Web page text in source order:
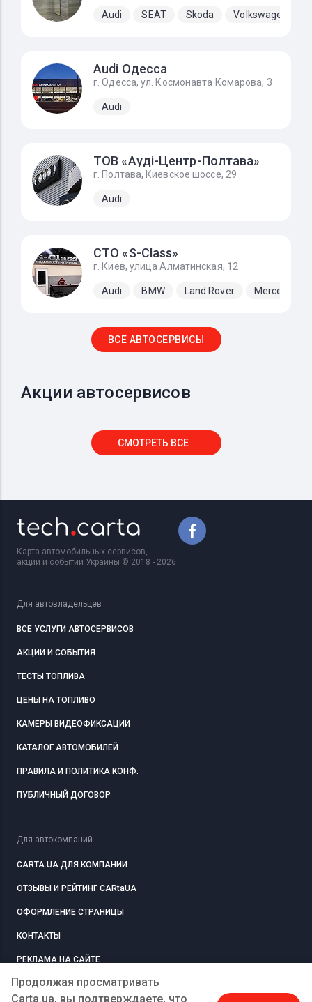
Audi SEAT Skoda Volkswagen
Audi Одесса
г. Одесса, ул. Космонавта Комарова, 3
Audi
ТОВ «Ауді-Центр-Полтава»
г. Полтава, Киевское шоссе, 29
Audi
СТО «S-Class»
г. Киев, улица Алматинская, 12
Audi BMW Land Rover Mercedes-
ВСЕ АВТОСЕРВИСЫ
Акции автосервисов
СМОТРЕТЬ ВСЕ
Продолжая просматривать
Carta.ua, вы подтверждаете, что
Карта автомобильных сервисов,
акций и событий Украины © 2018 - 2026
Для автовладельцев
ВСЕ УСЛУГИ АВТОСЕРВИСОВ
АКЦИИ И СОБЫТИЯ
ТЕСТЫ ТОПЛИВА
ЦЕНЫ НА ТОПЛИВО
КАМЕРЫ ВИДЕОФИКСАЦИИ
КАТАЛОГ АВТОМОБИЛЕЙ
ПРАВИЛА И ПОЛИТИКА КОНФ.
ПУБЛИЧНЫЙ ДОГОВОР
Для автокомпаний
CARTA.UA ДЛЯ КОМПАНИИ
ОТЗЫВЫ И РЕЙТИНГ CARtaUA
ОФОРМЛЕНИЕ СТРАНИЦЫ
КОНТАКТЫ
РЕКЛАМА НА САЙТЕ